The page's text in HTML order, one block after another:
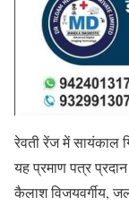
रेवती रेंज में सायंकाल
यह प्रमाण पत्र
कैलाश विजयवर्गीय,